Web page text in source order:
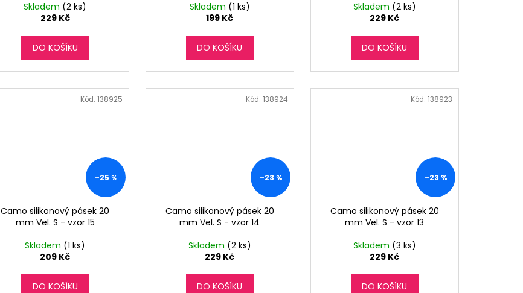
Skladem (2 ks)
229 Kč
DO KOŠÍKU
Skladem (1 ks)
199 Kč
DO KOŠÍKU
Skladem (2 ks)
229 Kč
DO KOŠÍKU
–25 %
Camo silikonový pásek 20
mm Vel. S - vzor 15
Skladem (1 ks)
209 Kč
DO KOŠÍKU
Kód:138925
–23 %
Camo silikonový pásek 20
mm Vel. S - vzor 14
Skladem (2 ks)
229 Kč
DO KOŠÍKU
Kód: 138924
–23 %
Camo silikonový pásek 20
mm Vel. S - vzor 13
Skladem (3 ks)
229 Kč
DO KOŠÍKU
Kód: 138923